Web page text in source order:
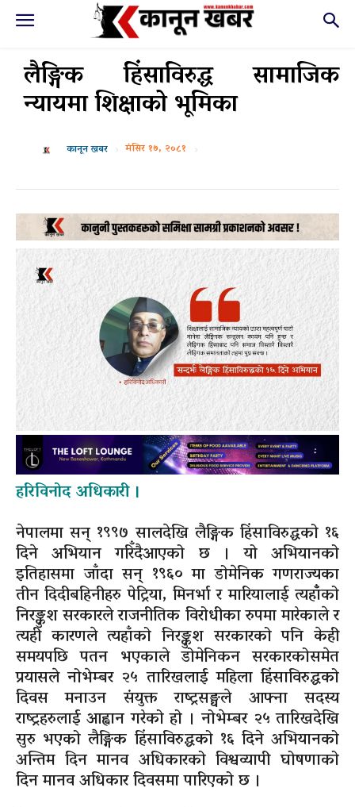
लैङ्गिक हिंसाविरुद्ध सामाजिक
न्यायमा शिक्षाको भूमिका
कानून खबर मंसिर १७, २०८१
हरिविनोद अधिकारी ।
नेपालमा सन् १९९७ सालदेखि लैङ्गिक हिंसाविरुद्धको १६
दिने अभियान गरिँदैआएको छ । यो अभियानको
इतिहासमा जाँदा सन् १९६० मा डोमेनिक गणराज्यका
तीन दिदीबहिनीहरु पेट्रिया, मिनर्भा र मारियालाई त्यहाँँको
निरङ्कुश सरकारले राजनीतिक विरोधीका रुपमा मारेकाले र
त्यही कारणले त्यहाँको निरङ्कुश सरकारको पनि केही
समयपछि पतन भएकाले डोमेनिकन सरकारकोसमेत
प्रयासले नोभेम्बर २५ तारिखलाई महिला हिंसाविरुद्धको
दिवस मनाउन संयुक्त राष्ट्रसङ्घले आफ्ना सदस्य
राष्ट्रहरुलाई आह्वान गरेको हो । नोभेम्बर २५ तारिखदेखि
सुरु भएको लैङ्गिक हिंसाविरुद्धको १६ दिने अभियानको
अन्तिम दिन मानव अधिकारको विश्वव्यापी घोषणाको
दिन मानव अधिकार दिवसमा पारिएको छ ।